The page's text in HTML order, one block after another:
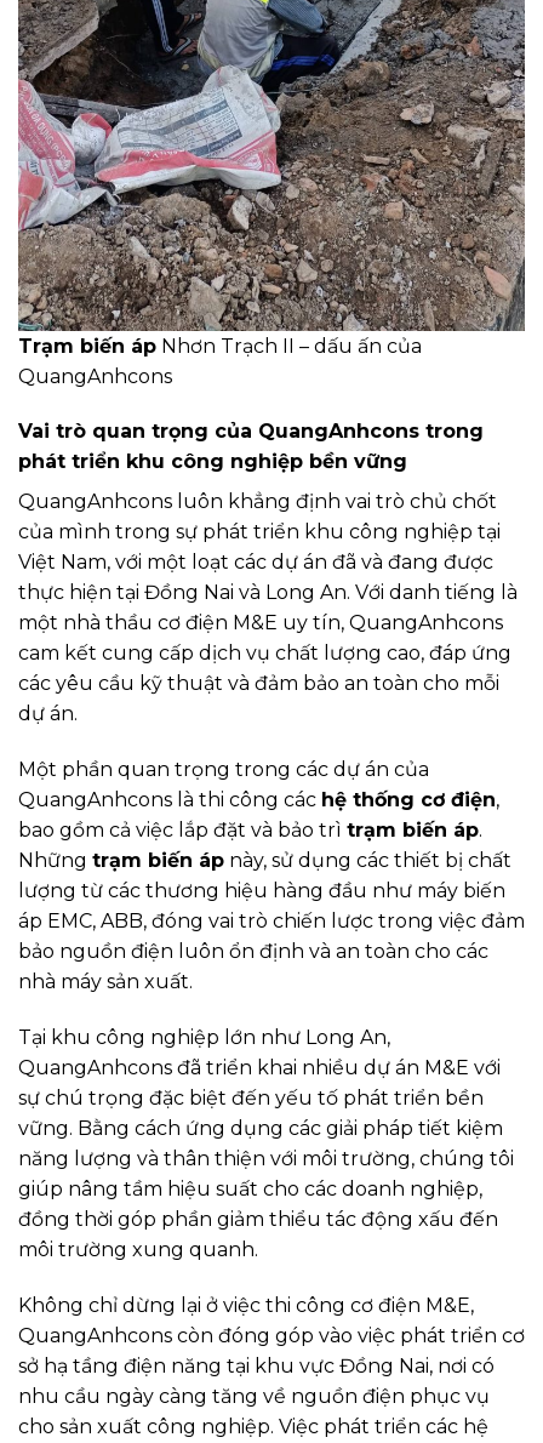
Trạm biến áp Nhơn Trạch II – dấu ấn của
QuangAnhcons
Vai trò quan trọng của QuangAnhcons trong
phát triển khu công nghiệp bền vững
QuangAnhcons luôn khẳng định vai trò chủ chốt
của mình trong sự phát triển khu công nghiệp tại
Việt Nam, với một loạt các dự án đã và đang được
thực hiện tại Đồng Nai và Long An. Với danh tiếng là
một nhà thầu cơ điện M&E uy tín, QuangAnhcons
cam kết cung cấp dịch vụ chất lượng cao, đáp ứng
các yêu cầu kỹ thuật và đảm bảo an toàn cho mỗi
dự án.
Một phần quan trọng trong các dự án của
QuangAnhcons là thi công các hệ thống cơ điện,
bao gồm cả việc lắp đặt và bảo trì trạm biến áp.
Những trạm biến áp này, sử dụng các thiết bị chất
lượng từ các thương hiệu hàng đầu như máy biến
áp EMC, ABB, đóng vai trò chiến lược trong việc đảm
bảo nguồn điện luôn ổn định và an toàn cho các
nhà máy sản xuất.
Tại khu công nghiệp lớn như Long An,
QuangAnhcons đã triển khai nhiều dự án M&E với
sự chú trọng đặc biệt đến yếu tố phát triển bền
vững. Bằng cách ứng dụng các giải pháp tiết kiệm
năng lượng và thân thiện với môi trường, chúng tôi
giúp nâng tầm hiệu suất cho các doanh nghiệp,
đồng thời góp phần giảm thiểu tác động xấu đến
môi trường xung quanh.
Không chỉ dừng lại ở việc thi công cơ điện M&E,
QuangAnhcons còn đóng góp vào việc phát triển cơ
sở hạ tầng điện năng tại khu vực Đồng Nai, nơi có
nhu cầu ngày càng tăng về nguồn điện phục vụ
cho sản xuất công nghiệp. Việc phát triển các hệ